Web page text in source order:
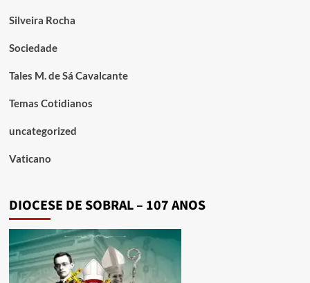
Silveira Rocha
Sociedade
Tales M. de Sá Cavalcante
Temas Cotidianos
uncategorized
Vaticano
DIOCESE DE SOBRAL – 107 ANOS